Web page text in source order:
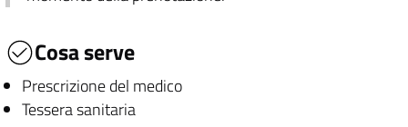
Cosa serve
Prescrizione del medico
Tessera sanitaria